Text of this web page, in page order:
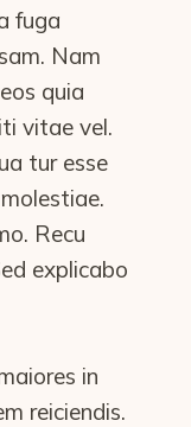
fuga
Nam
quia
vitae vel.
tur esse
Recu
explicabo
in
reiciendis.